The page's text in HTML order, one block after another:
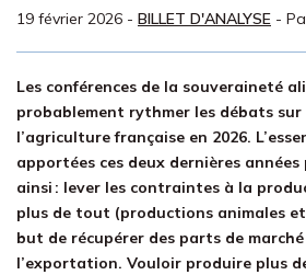
19 février 2026 - BILLET D'ANALYSE -
Les conférences de la souveraineté
probablement rythmer les débats sur
l’agriculture française en 2026.
apportées ces deux dernières
ainsi : lever les contraintes à la
plus de tout (productions animales
but de récupérer des parts de
l’exportation. Vouloir produire plus